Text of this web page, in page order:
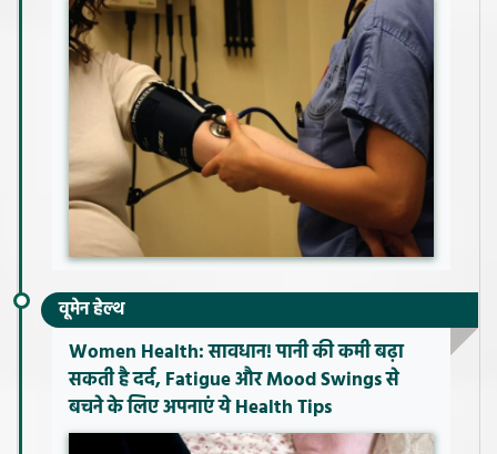
वूमेन हेल्थ
Women Health: सावधान! पानी की कमी बढ़ा
सकती है दर्द, Fatigue और Mood Swings से
बचने के लिए अपनाएं ये Health Tips